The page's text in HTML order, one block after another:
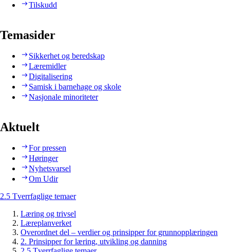
Tilskudd
Temasider
Sikkerhet og beredskap
Læremidler
Digitalisering
Samisk i barnehage og skole
Nasjonale minoriteter
Aktuelt
For pressen
Høringer
Nyhetsvarsel
Om Udir
2.5 Tverrfaglige temaer
Læring og trivsel
Læreplanverket
Overordnet del – verdier og prinsipper for grunnopplæringen
2. Prinsipper for læring, utvikling og danning